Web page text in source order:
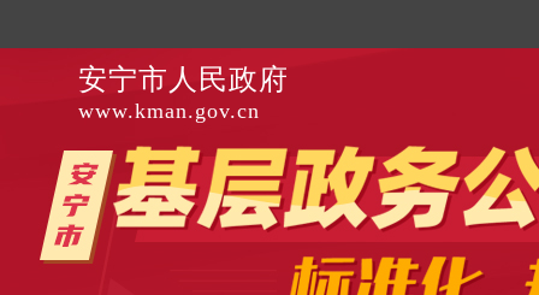
安宁市人民政府
www.kman.gov.cn